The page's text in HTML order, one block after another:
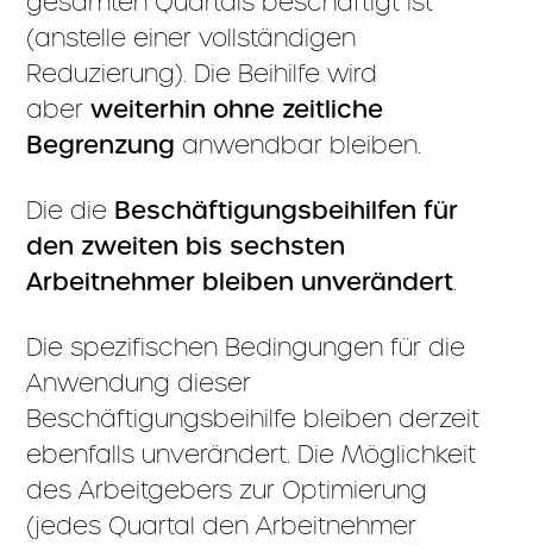
(anstelle einer vollständigen
Reduzierung). Die Beihilfe wird
aberweiterhin ohne zeitliche
Begrenzung anwendbar bleiben.
Die die Beschäftigungsbeihilfen für
den zweiten bis sechsten
Arbeitnehmer bleiben unverändert.
Die spezifischen Bedingungen für die
Anwendung dieser
Beschäftigungsbeihilfe bleiben derzeit
ebenfalls unverändert. Die Möglichkeit
des Arbeitgebers zur Optimierung
(jedes Quartal den Arbeitnehmer